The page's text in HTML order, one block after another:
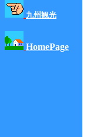
九州観光
HomePage
[